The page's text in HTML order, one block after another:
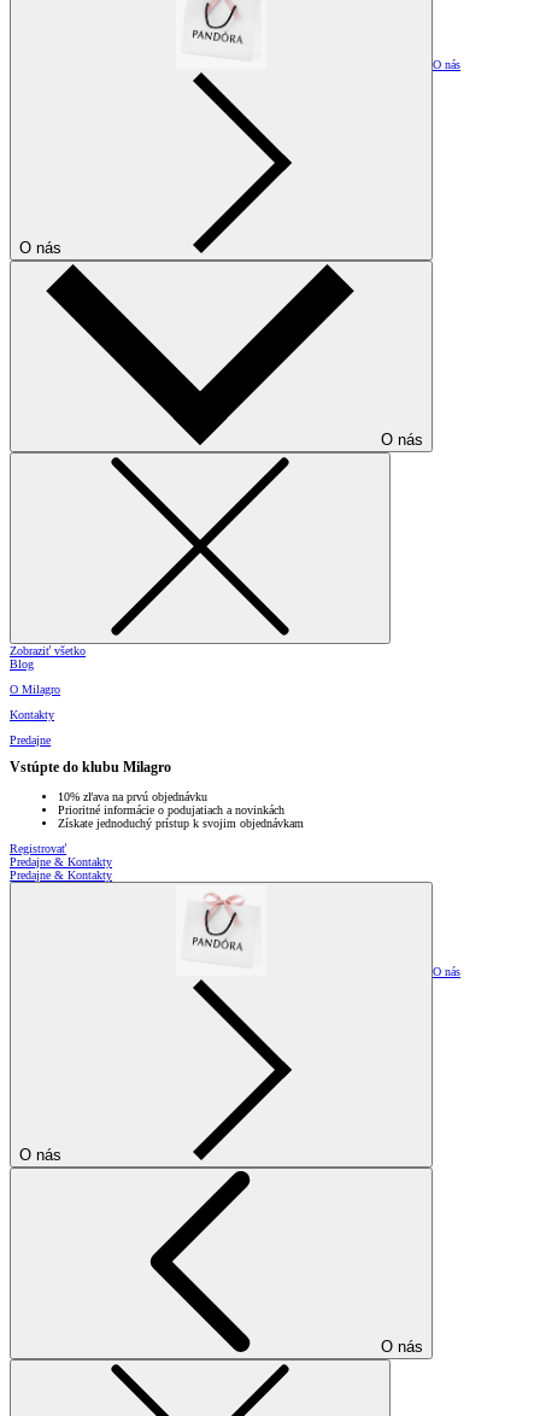
O nás
O nás
O nás
Zobraziť všetko
Blog
O Milagro
Kontakty
Predajne
Vstúpte do klubu Milagro
10% zľava na prvú objednávku
Prioritné informácie o podujatiach a novinkách
Získate jednoduchý prístup k svojim objednávkam
Registrovať
Predajne & Kontakty
Predajne & Kontakty
O nás
O nás
O nás